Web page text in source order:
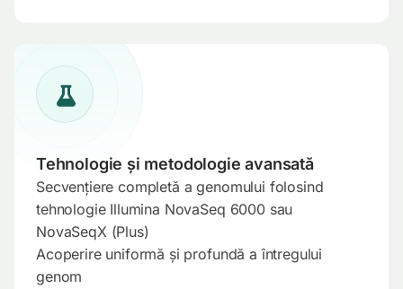
Tehnologie și metodologie avansată
Secvențiere completă a genomului folosind
tehnologie Illumina NovaSeq 6000 sau
NovaSeqX (Plus)
Acoperire uniformă și profundă a întregului
genom